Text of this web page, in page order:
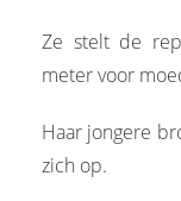
Ze stelt de
meter voor
Haar jongere
zich op.